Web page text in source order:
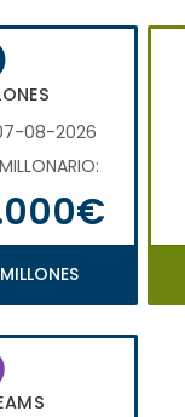
08-2026